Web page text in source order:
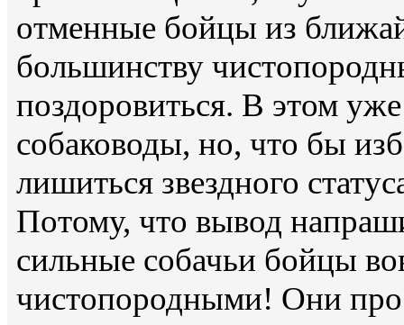
отменные бойцы из
большинству
поздоровиться. В этом
собаководы, но, что бы
лишиться звездного
Потому, что вывод
сильные собачьи бойцы
чистопородными! Они